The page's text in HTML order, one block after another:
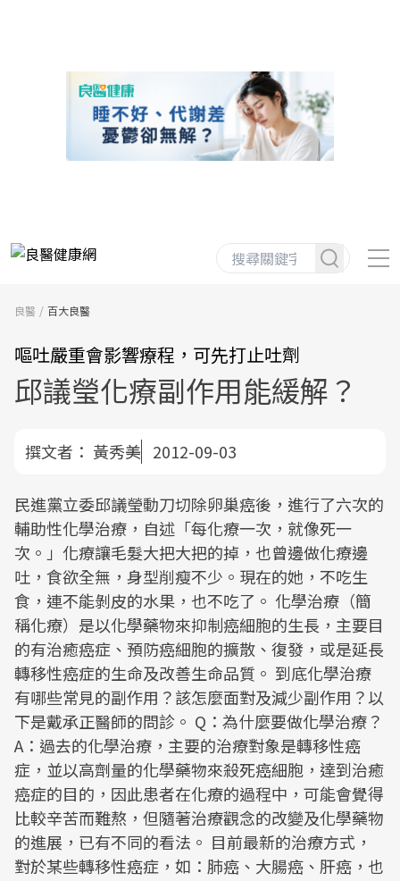
良醫 百大良醫
嘔吐嚴重會影響療程，可先打止吐劑
邱議瑩化療副作用能緩解？
撰文者： 黃秀美 2012-09-03
民進黨立委邱議瑩動刀切除卵巢癌後，進行了六次的
輔助性化學治療，自述「每化療一次，就像死一
次。」化療讓毛髮大把大把的掉，也曾邊做化療邊
吐，食欲全無，身型削瘦不少。現在的她，不吃生
食，連不能剝皮的水果，也不吃了。 化學治療（簡
稱化療）是以化學藥物來抑制癌細胞的生長，主要目
的有治癒癌症、預防癌細胞的擴散、復發，或是延長
轉移性癌症的生命及改善生命品質。 到底化學治療
有哪些常見的副作用？該怎麼面對及減少副作用？以
下是戴承正醫師的問診。 Q：為什麼要做化學治療？
A：過去的化學治療，主要的治療對象是轉移性癌
症，並以高劑量的化學藥物來殺死癌細胞，達到治癒
癌症的目的，因此患者在化療的過程中，可能會覺得
比較辛苦而難熬，但隨著治療觀念的改變及化學藥物
的進展，已有不同的看法。 目前最新的治療方式，
對於某些轉移性癌症，如：肺癌、大腸癌、肝癌，也